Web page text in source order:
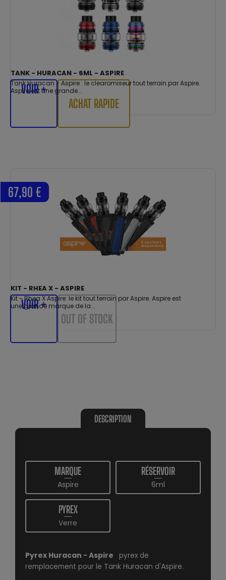
TANK - HURACAN - 6ML - ASPIRE
Tank Huracan - Aspire : le clearomiseur tout terrain par Aspire.
Aspire est une grande...
VOIR +
ACHAT RAPIDE
KIT - RHEA X - ASPIRE
Kit - Rhea X Aspire: le kit tout terrain par Aspire. Aspire est
une grande marque de la...
67,90 €
VOIR +
OUT OF STOCK
DESCRIPTION
MARQUE
Aspire
RÉSERVOIR
6ml
PYREX
Verre
Pyrex Huracan - Aspire
pyrex de
remplacement pour le Tank Huracan d'Aspire.